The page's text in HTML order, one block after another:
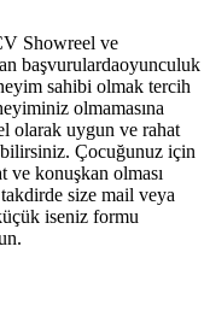
Showreel ve
başvurulardaoyunculuk
sahibi olmak tercih
olmamasına
olarak uygun ve rahat
Çocuğunuz için
ve konuşkan olması
size mail veya
iseniz formu